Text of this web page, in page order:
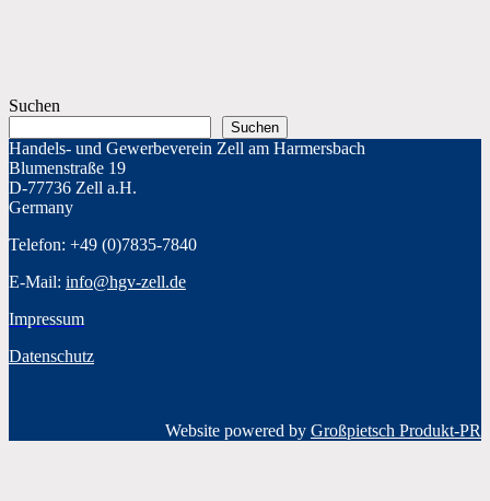
Suchen
Suchen
Handels- und Gewerbeverein Zell am Harmersbach
Blumenstraße 19
D-77736 Zell a.H.
Germany
Telefon: +49 (0)7835-7840
E-Mail: info@hgv-zell.de
Impressum
Datenschutz
Website powered by Großpietsch Produkt-PR